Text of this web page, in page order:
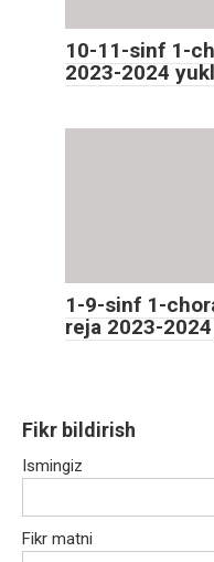
10-11-sinf 1-
2023-2024
1-9-sinf 1-
reja 2023-
Fikr bildirish
Ismingiz
Fikr matni